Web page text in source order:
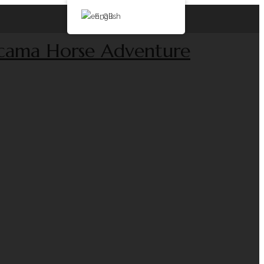
English